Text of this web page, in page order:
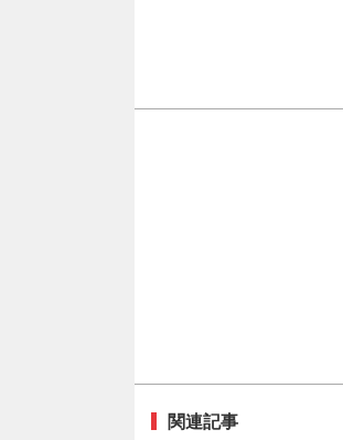
関連記事